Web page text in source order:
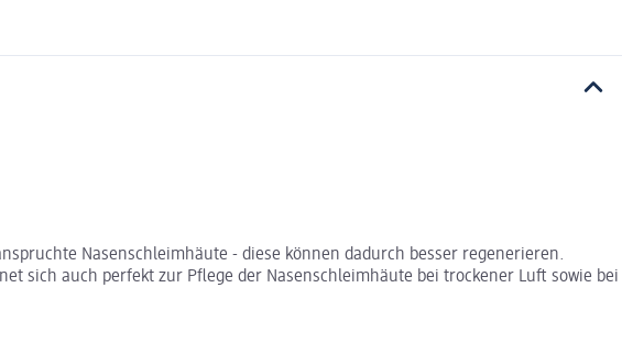
Nasenschleimhäute - diese können dadurch besser regenerieren.
sich auch perfekt zur Pflege der Nasenschleimhäute bei trockener Luft sowie bei